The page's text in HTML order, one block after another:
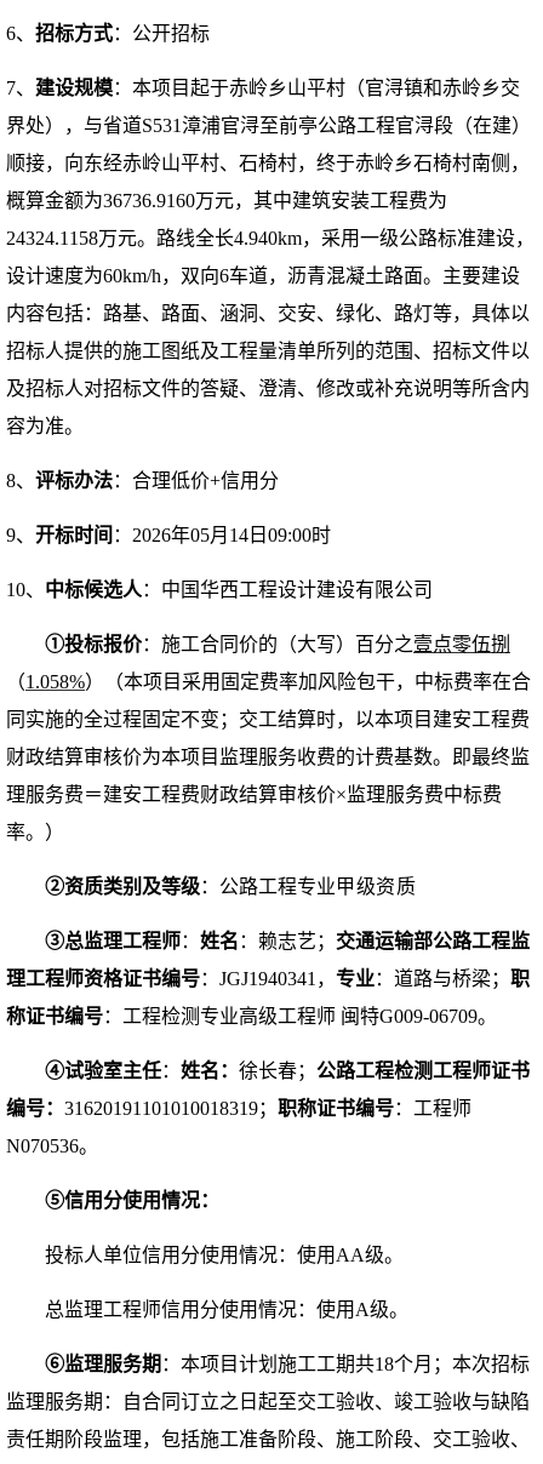
6、 招标方式：公开招标
7、 建设规模： 本项目起于赤岭乡山平村（官浔镇和赤岭乡交
界处），与省道S531漳浦官浔至前亭公路工程官浔段（在建）
顺接，向东经赤岭山平村、石椅村，终于赤岭乡石椅村南侧 ，
概算金额为36736.9160万元， 其中建筑安装工程费为
24324.1158万元。路线全长4.940km，采用一级公路标准建设，
设计速度为60km/h，双向6车道，沥青混凝土路面。主要建设
内容包括： 路基、路面、涵洞、交安、绿化、路灯等，具体以
招标人提供的施工图纸及工程量清单所列的范围、招标文件以
及招标人对招标文件的答疑、澄清、修改或补充说明等所含内
容为准。
8、 评标办法：合理低价+信用分
9、 开标时间 ： 2026年05月 14 日 09:00时
10、 中标候选人 ： 中国华西工程设计建设有限公司
①投标报价： 施工合同价的（大写） 百分之壹点零伍捌
（1.058%） （本项目采用固定费率加风险包干， 中标费率在合
同实施的全过程固定不变； 交工结算时，以本项目建安工程费
财政结算审核价为本项目监理服务收费的计费基数。即最终监
理服务费＝建安工程费财政结算审核价×监理服务费中标费
率。）
②资质类别及等级： 公路工程专业甲级资质
③总监理工程师： 姓名 ：赖志艺 ； 交通运输部公路工程监
理工程师资格证书编号： JGJ1940341， 专业：道路与桥梁； 职
称证书编号：工程检测专业高级工程师 闽特G009-06709。
④试验室主任： 姓名： 徐长春； 公路工程检测工程师证书
编号： 31620191101010018319； 职称证书编号：工程师
N070536。
⑤信用分使用情况：
投标人单位信用分使用情况：使用 AA级。
总监理工程师信用分使用情况：使用 A级。
⑥监理服务期 ： 本项目计划施工工期共18个月；本次招标
监理服务期 ： 自合同订立之日起至交工验收、竣工验收与缺陷
责任期阶段监理，包括施工准备阶段、施工阶段、交工验收、